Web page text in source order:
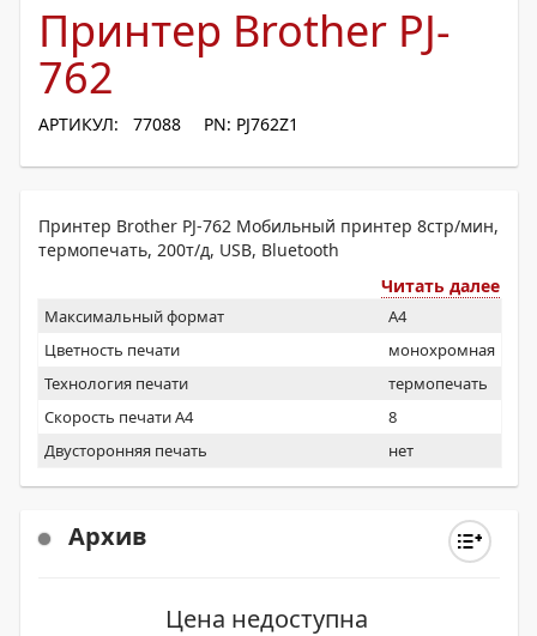
Принтер Brother PJ-
762
АРТИКУЛ: 77088 PN: PJ762Z1
Принтер Brother PJ-762 Мобильный принтер 8стр/мин,
термопечать, 200т/д, USB, Bluetooth
Читать далее
Максимальный формат
A4
Цветность печати
монохромная
Технология печати
термопечать
Скорость печати А4
8
Двусторонняя печать
нет
Архив
Цена недоступна